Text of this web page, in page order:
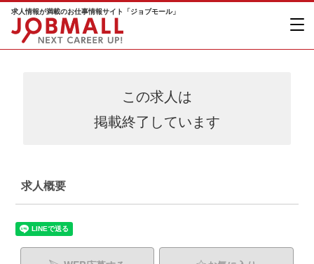
求人情報が満載のお仕事情報サイト「ジョブモール」
この求人は
掲載終了しています
求人概要